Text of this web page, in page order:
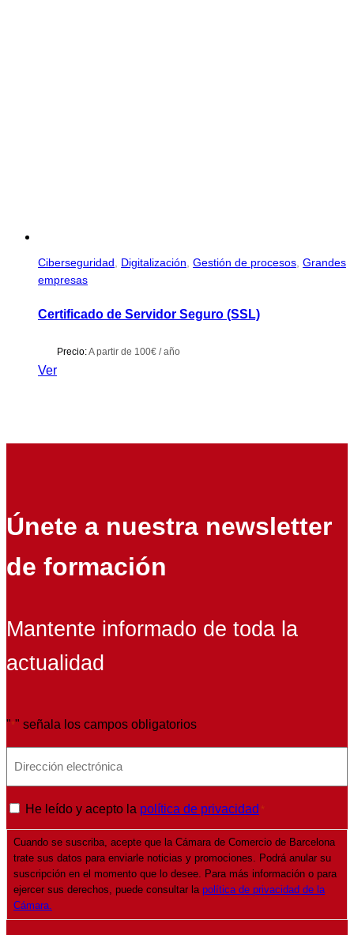
Ciberseguridad, Digitalización, Gestión de procesos, Grandes
empresas
Certificado de Servidor Seguro (SSL)
Precio:A partir de 100€ / año
Ver
Únete a nuestra newsletter
de formación
Mantente informado de toda la
actualidad
"*" señala los campos obligatorios
P
o
He leído y acepto la política de privacidad *
Cuando se suscriba, acepte que la Cámara de Comercio de Barcelona
trate sus datos para enviarle noticias y promociones. Podrá anular su
suscripción en el momento que lo desee. Para más información o para
ejercer sus derechos, puede consultar la política de privacidad de la
Cámara.